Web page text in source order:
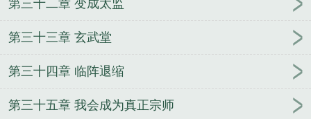
第三十二章 变成太监
第三十三章 玄武堂
第三十四章 临阵退缩
第三十五章 我会成为真正宗师